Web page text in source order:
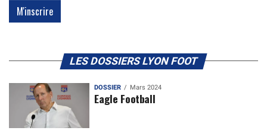
LES DOSSIERS LYON FOOT
DOSSIER Mars 2024
Eagle Football